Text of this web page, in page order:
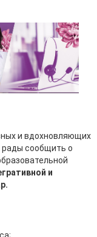
и вдохновляющих
рады сообщить о
и